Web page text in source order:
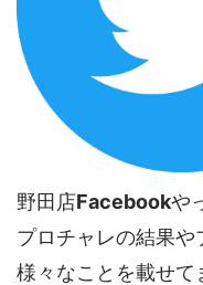
野田店Facebookや
プロチャレの結果
様々なことを載せて